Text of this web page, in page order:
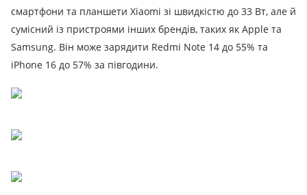
смартфони та планшети Xiaomi зі швидкістю до 33 Вт, але й
сумісний із пристроями інших брендів, таких як Apple та
Samsung. Він може зарядити Redmi Note 14 до 55% та
iPhone 16 до 57% за півгодини.